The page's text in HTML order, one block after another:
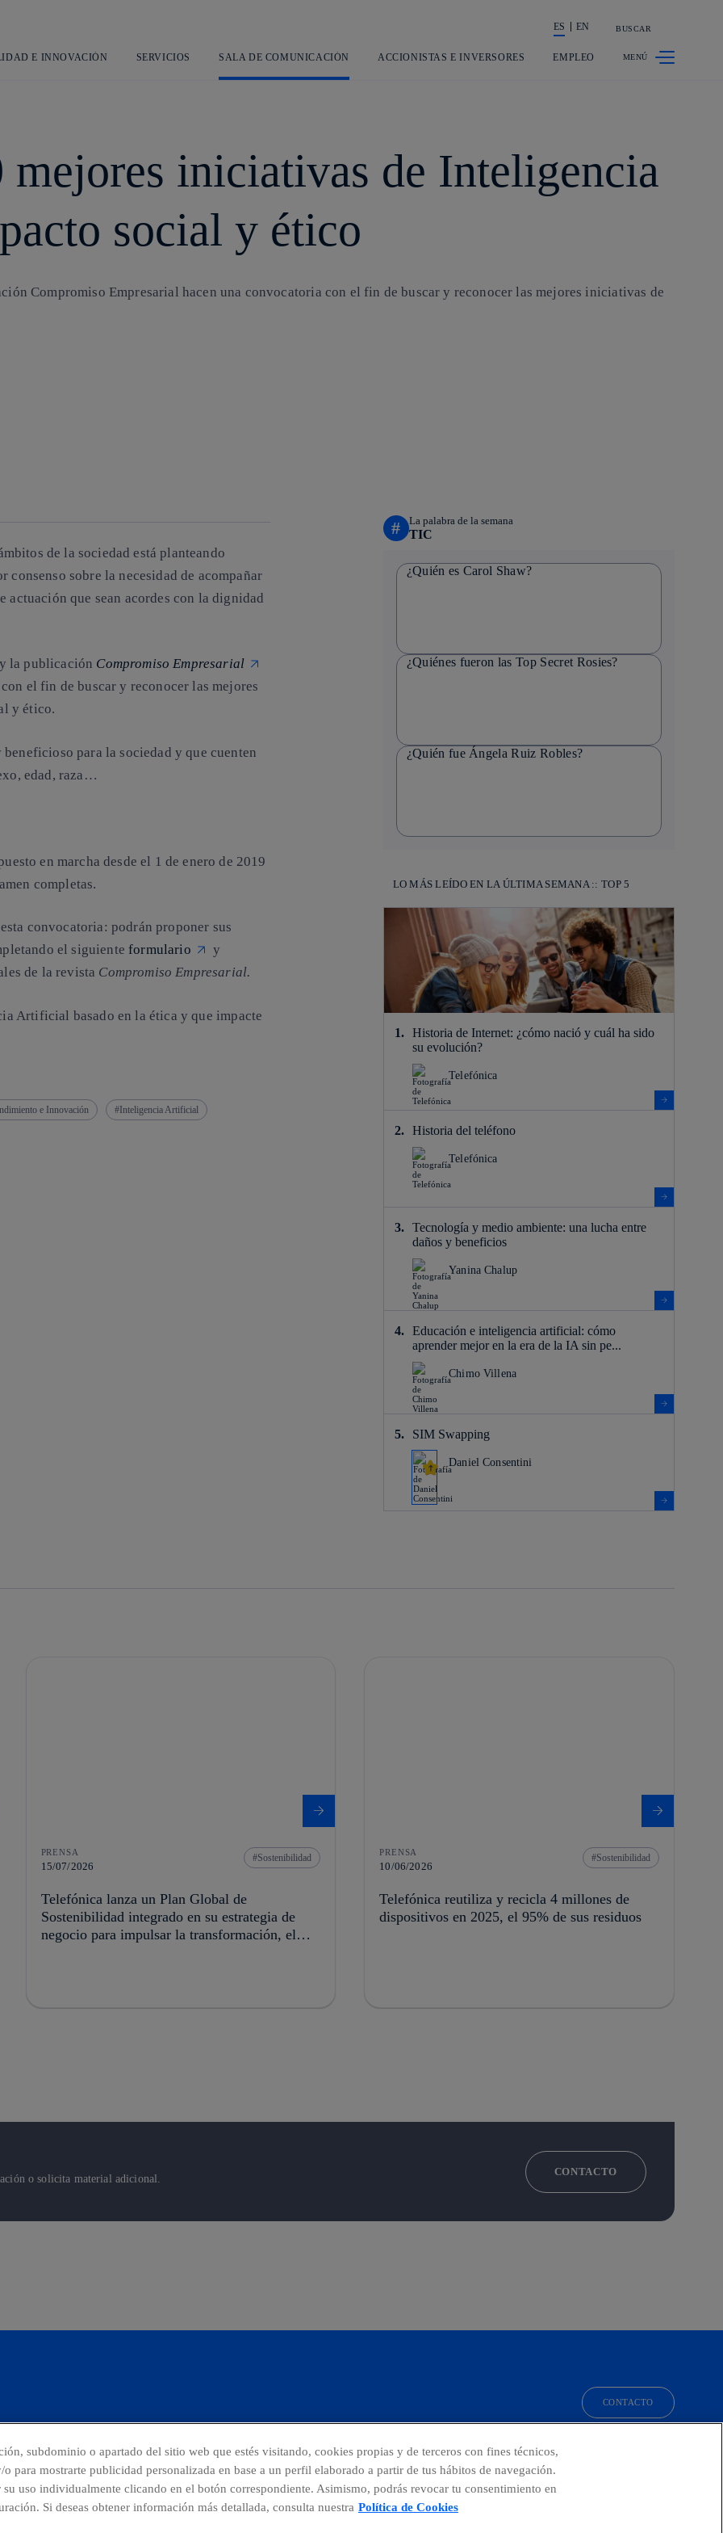
principal
La acción en accionistas e inversores
ES EN BUSCAR
E INNOVACIÓN SERVICIOS SALA DE COMUNICACIÓN ACCIONISTAS E INVERSORES EMPLEO
mejores iniciativas de Inteligencia
social y ético
Compromiso Empresarial hacen una convocatoria con el fin de buscar y reconocer las mejores iniciativas de
de la sociedad está planteando
consenso sobre la necesidad de acompañar
que sean acordes con la dignidad
y la publicación Compromiso Empresarial
el fin de buscar y reconocer las mejores
y ético.
para la sociedad y que cuenten
edad, raza …
en marcha desde el 1 de enero de 2019
completas.
convocatoria: podrán proponer sus
el siguienteformulario
y
de la revista Compromiso Empresarial.
Artificial basado en la ética y que impacte
e Innovación Inteligencia Artificial
# La palabra de la semana
TIC
¿Quién es Carol Shaw?
¿Quiénes fueron las Top Secret Rosies?
¿Quién fue Ángela Ruiz Robles?
LO MÁS LEÍDO EN LA ÚLTIMA SEMANA :: TOP 5
Historia de Internet: ¿cómo nació y cuál ha sido
su evolución?
Telefónica
Historia del teléfono
Telefónica
Tecnología y medio ambiente: una lucha entre
daños y beneficios
Yanina Chalup
Educación e inteligencia artificial: cómo
aprender mejor en la era de la IA sin pe...
Chimo Villena
SIM Swapping
Daniel Consentini
PRENSA
15/07/2026
Sostenibilidad
Telefónica lanza un Plan Global de
Sostenibilidad integrado en su estrategia de
negocio para impulsar la transformación, el
PRENSA
10/06/2026
Sostenibilidad
Telefónica reutiliza y recicla 4 millones de
dispositivos en 2025, el 95% de sus residuos
o solicita material adicional.
CONTACTO
youtube
CONTACTO
Centro Global Transparencia
subdominio o apartado del sitio web que estés visitando, cookies propias y de terceros con fines técnicos,
para mostrarte publicidad personalizada en base a un perfil elaborado a partir de tus hábitos de navegación.
su uso individualmente clicando en el botón correspondiente. Asimismo, podrás revocar tu consentimiento en
Si deseas obtener información más detallada, consulta nuestra Política de Cookies